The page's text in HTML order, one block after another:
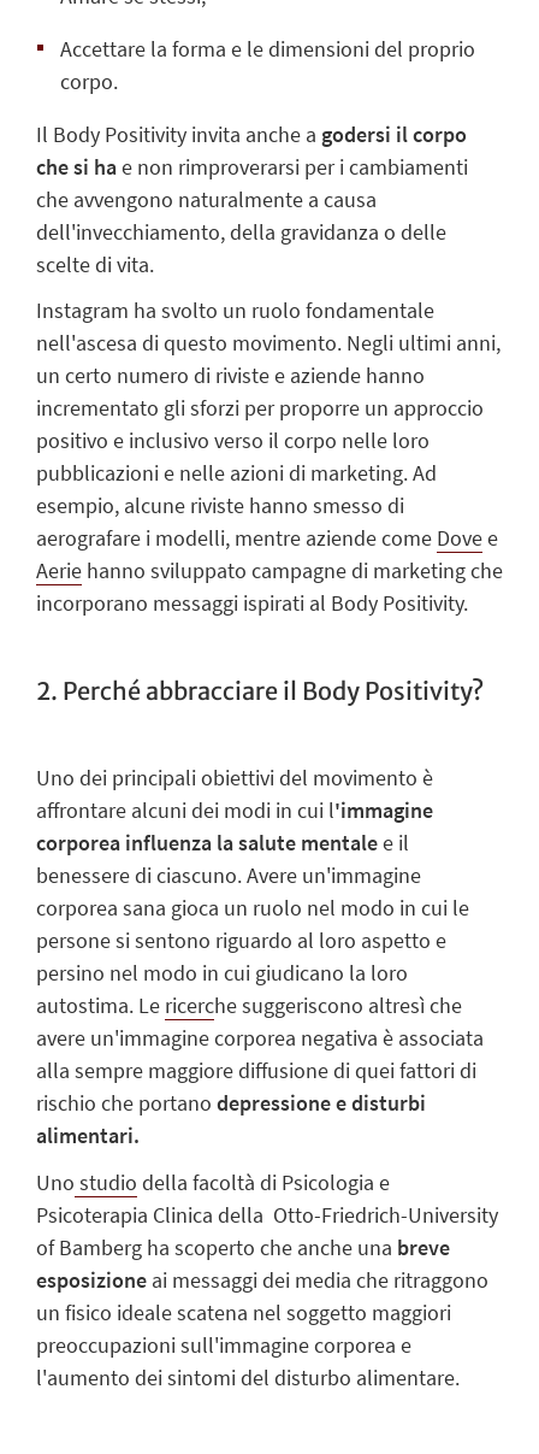
Accettare la forma e le dimensioni del proprio
corpo.
Il Body Positivity invita anche a godersi il corpo
che si hae non rimproverarsi per i cambiamenti
che avvengono naturalmente a causa
dell'invecchiamento, della gravidanza o delle
scelte di vita.
Instagram ha svolto un ruolo fondamentale
nell'ascesa di questo movimento. Negli ultimi anni,
un certo numero di riviste e aziende hanno
incrementato gli sforzi per proporre un approccio
positivo e inclusivo verso il corpo nelle loro
pubblicazioni e nelle azioni di marketing. Ad
esempio, alcune riviste hanno smesso di
aerografare i modelli, mentre aziende come Dovee
Aerie hanno sviluppato campagne di marketing che
incorporano messaggi ispirati al Body Positivity.
2. Perché abbracciare il Body Positivity?
Uno dei principali obiettivi del movimento è
affrontare alcuni dei modi in cui l'immagine
corporea influenza la salute mentalee il
benessere di ciascuno. Avere un'immagine
corporea sana gioca un ruolo nel modo in cui le
persone si sentono riguardo al loro aspetto e
persino nel modo in cui giudicano la loro
autostima. Le ricerche suggeriscono altresì che
avere un'immagine corporea negativa è associata
alla sempre maggiore diffusione di quei fattori di
rischio che portano depressione e disturbi
alimentari.
Uno studio della facoltà di Psicologia e
Psicoterapia Clinica della Otto-Friedrich-University
of Bamberg ha scoperto che anche una breve
esposizione ai messaggi dei media che ritraggono
un fisico ideale scatena nel soggetto maggiori
preoccupazioni sull'immagine corporea e
l'aumento dei sintomi del disturbo alimentare.